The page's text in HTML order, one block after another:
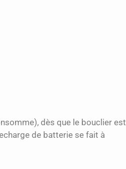
dès que le bouclier est
de batterie se fait à